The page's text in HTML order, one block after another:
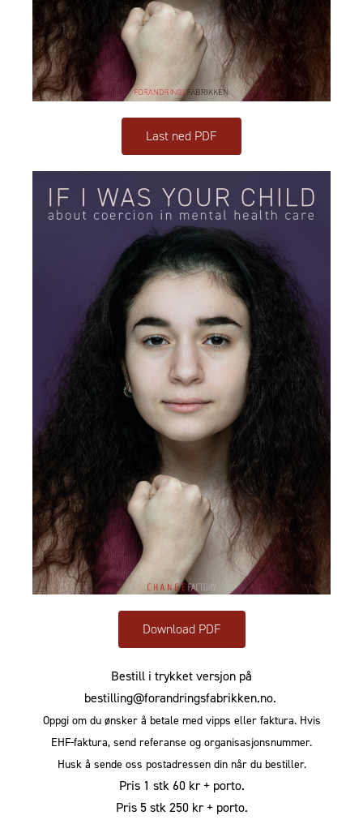
Last ned PDF
Download PDF
Bestill i trykket versjon på
bestilling@forandringsfabrikken.no.
Oppgi om du ønsker å betale med vipps eller faktura. Hvis
EHF-faktura, send referanse og organisasjonsnummer.
Husk å sende oss postadressen din når du bestiller.
Pris 1 stk 60 kr + porto.
Pris 5 stk 250 kr + porto.